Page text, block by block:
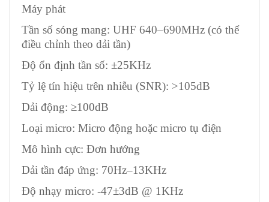
Máy phát
Tần số sóng mang: UHF 640–690MHz (có thể
điều chỉnh theo dải tần)
Độ ổn định tần số: ±25KHz
Tỷ lệ tín hiệu trên nhiễu (SNR): >105dB
Dải động: ≥100dB
Loại micro: Micro động hoặc micro tụ điện
Mô hình cực: Đơn hướng
Dải tần đáp ứng: 70Hz–13KHz
Độ nhạy micro: -47±3dB @ 1KHz